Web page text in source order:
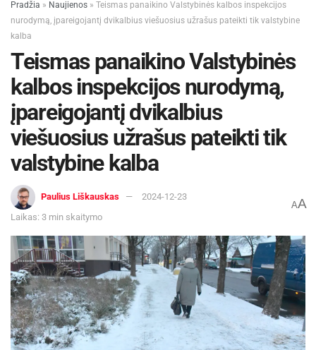
Pradžia » Naujienos » Teismas panaikino Valstybinės kalbos inspekcijos
nurodymą, įpareigojantį dvikalbius viešuosius užrašus pateikti tik valstybine
kalba
Teismas panaikino Valstybinės
kalbos inspekcijos nurodymą,
įpareigojantį dvikalbius
viešuosius užrašus pateikti tik
valstybine kalba
Paulius Liškauskas
2024-12-23
Laikas: 3 min skaitymo
AA